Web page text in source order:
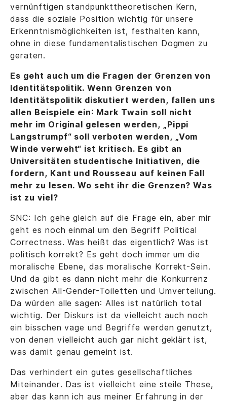
vernünftigen standpunkttheoretischen Kern,
dass die soziale Position wichtig für unsere
Erkenntnismöglichkeiten ist, festhalten kann,
ohne in diese fundamentalistischen Dogmen zu
geraten.
Es geht auch um die Fragen der Grenzen von
Identitätspolitik. Wenn Grenzen von
Identitätspolitik diskutiert werden, fallen uns
allen Beispiele ein: Mark Twain soll nicht
mehr im Original gelesen werden, „Pippi
Langstrumpf“ soll verboten werden, „Vom
Winde verweht“ ist kritisch. Es gibt an
Universitäten studentische Initiativen, die
fordern, Kant und Rousseau auf keinen Fall
mehr zu lesen. Wo seht ihr die Grenzen? Was
ist zu viel?
SNC: Ich gehe gleich auf die Frage ein, aber mir
geht es noch einmal um den Begriff Political
Correctness. Was heißt das eigentlich? Was ist
politisch korrekt? Es geht doch immer um die
moralische Ebene, das moralische Korrekt-Sein.
Und da gibt es dann nicht mehr die Konkurrenz
zwischen All-Gender-Toiletten und Umverteilung.
Da würden alle sagen: Alles ist natürlich total
wichtig. Der Diskurs ist da vielleicht auch noch
ein bisschen vage und Begriffe werden genutzt,
von denen vielleicht auch gar nicht geklärt ist,
was damit genau gemeint ist.
Das verhindert ein gutes gesellschaftliches
Miteinander. Das ist vielleicht eine steile These,
aber das kann ich aus meiner Erfahrung in der